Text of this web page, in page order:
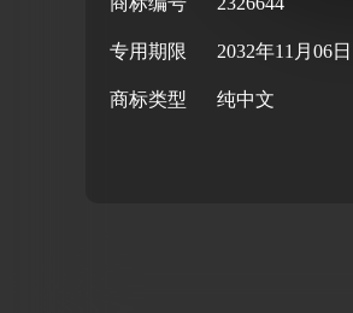
专用期限 2032年11月06日
商标类型 纯中文